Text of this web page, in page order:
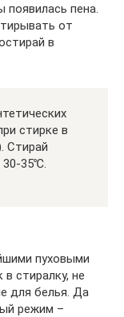
пена.
от
в
стирке в
Стирай
30-35℃.
пуховыми
стиралку, не
для белья. Да
режим –